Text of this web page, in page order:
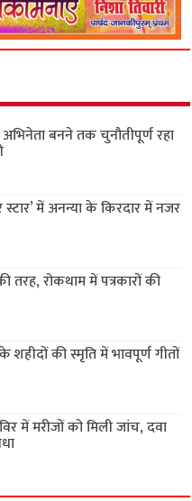
बनने तक चुनौतीपूर्ण रहा
में अनन्या के किरदार में नजर
रोकथाम में पत्रकारों की
शहीदों की स्मृति में भावपूर्ण गीतों
में मरीजों को मिली जांच, दवा